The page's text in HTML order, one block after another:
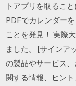
トアプリを取るこ
PDFでカレンダー
ことを発見！ 実際
ました。 [サインア
の製品やサービス
関する情報、ヒン